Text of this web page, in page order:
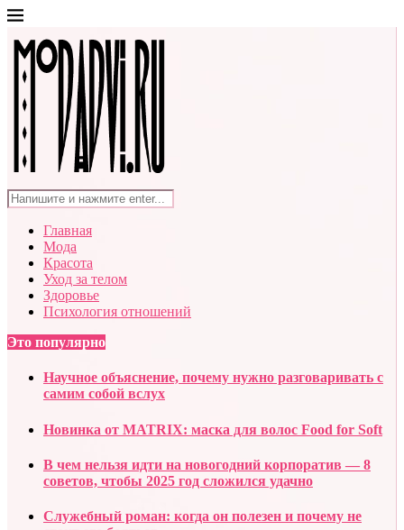
Главная
Мода
Красота
Уход за телом
Здоровье
Психология отношений
Это популярно
Научное объяснение, почему нужно разговаривать с
самим собой вслух
Новинка от MATRIX: маска для волос Food for Soft
В чем нельзя идти на новогодний корпоратив — 8
советов, чтобы 2025 год сложился удачно
Служебный роман: когда он полезен и почему не